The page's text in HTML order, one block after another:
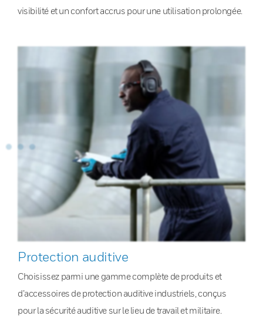
visibilité et un confort accrus pour une utilisation prolongée.
Protection auditive
Choisissez parmi une gamme complète de produits et
d’accessoires de protection auditive industriels, conçus
pour la sécurité auditive sur le lieu de travail et militaire.